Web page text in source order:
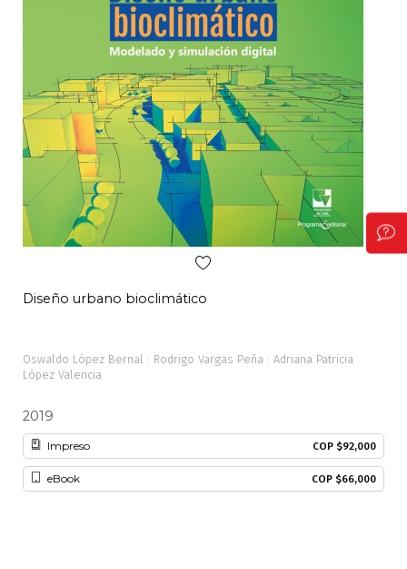
Diseño urbano bioclimático
Oswaldo López Bernal : Rodrigo Vargas Peña : Adriana Patricia
López Valencia
2019
Impreso COP $92,000
eBook COP $66,000